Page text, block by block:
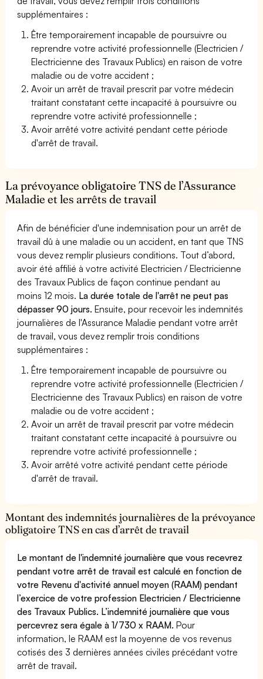
supplémentaires :
Être temporairement incapable de poursuivre ou
reprendre votre activité professionnelle (Electricien /
Electricienne des Travaux Publics) en raison de votre
maladie ou de votre accident ;
Avoir un arrêt de travail prescrit par votre médecin
traitant constatant cette incapacité à poursuivre ou
reprendre votre activité professionnelle ;
Avoir arrêté votre activité pendant cette période
d'arrêt de travail.
La prévoyance obligatoire TNS de l’Assurance
Maladie et les arrêts de travail
Afin de bénéficier d'une indemnisation pour un arrêt de
travail dû à une maladie ou un accident, en tant que TNS
vous devez remplir plusieurs conditions. Tout d’abord,
avoir été affilié à votre activité Electricien / Electricienne
des Travaux Publics de façon continue pendant au
moins 12 mois. La durée totale de l'arrêt ne peut pas
dépasser 90 jours. Ensuite, pour recevoir les indemnités
journalières de l'Assurance Maladie pendant votre arrêt
de travail, vous devez remplir trois conditions
supplémentaires :
Être temporairement incapable de poursuivre ou
reprendre votre activité professionnelle (Electricien /
Electricienne des Travaux Publics) en raison de votre
maladie ou de votre accident ;
Avoir un arrêt de travail prescrit par votre médecin
traitant constatant cette incapacité à poursuivre ou
reprendre votre activité professionnelle ;
Avoir arrêté votre activité pendant cette période
d'arrêt de travail.
Montant des indemnités journalières de la prévoyance
obligatoire TNS en cas d’arrêt de travail
Le montant de l'indemnité journalière que vous recevrez
pendant votre arrêt de travail est calculé en fonction de
votre Revenu d'activité annuel moyen (RAAM) pendant
l’exercice de votre profession Electricien / Electricienne
des Travaux Publics. L’indemnité journalière que vous
percevrez sera égale à 1/730 x RAAM. Pour
information, le RAAM est la moyenne de vos revenus
cotisés des 3 dernières années civiles précédant votre
arrêt de travail.